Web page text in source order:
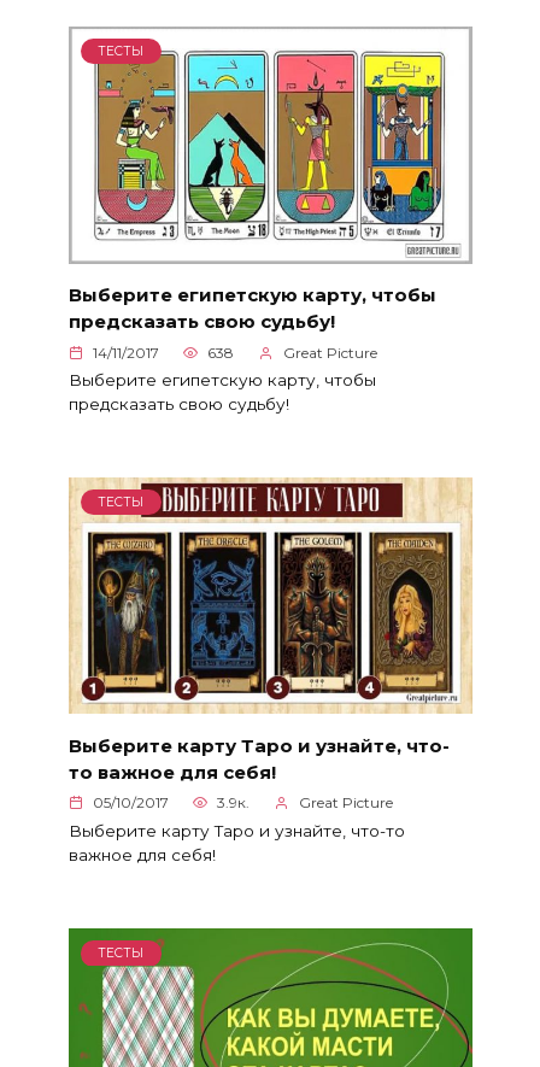
ТЕСТЫ
Выберите египетскую карту, чтобы
предсказать свою судьбу!
14/11/2017 638 Great Picture
Выберите египетскую карту, чтобы
предсказать свою судьбу!
ТЕСТЫ
Выберите карту Таро и узнайте, что-
то важное для себя!
05/10/2017 3.9к. Great Picture
Выберите карту Таро и узнайте, что-то
важное для себя!
ТЕСТЫ